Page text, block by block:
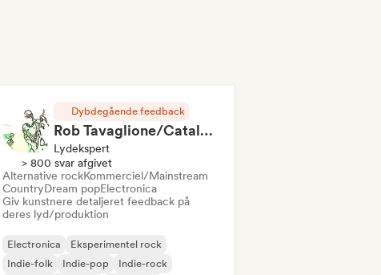
Dybdegående feedback
Rob Tavaglione/Catalyst Recording
Lydekspert
> 800 svar afgivet
Alternative rockKommerciel/Mainstream
CountryDream popElectronica
Giv kunstnere detaljeret feedback på
deres lyd/produktion
Electronica
Eksperimentel rock
Indie-folk
Indie-pop
Indie-rock